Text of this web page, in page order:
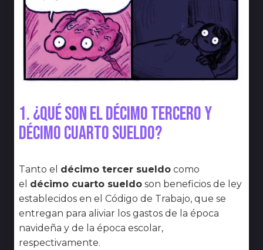
1. ¿Qué son el décimo tercero y
décimo cuarto sueldo?
Tanto el décimo tercer sueldo como
el décimo cuarto sueldo son beneficios de ley
establecidos en el Código de Trabajo, que se
entregan para aliviar los gastos de la época
navideña y de la época escolar,
respectivamente.